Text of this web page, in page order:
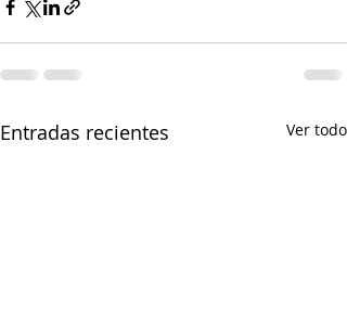
Entradas recientes Ver todo